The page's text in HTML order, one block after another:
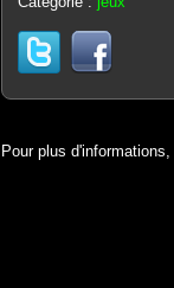
Pour plus d'informations,